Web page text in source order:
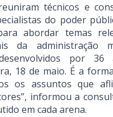
técnicos e
do poder
abordar temas
da administração
por 36
18 de maio. É a
os assuntos que
informou a
em cada arena.